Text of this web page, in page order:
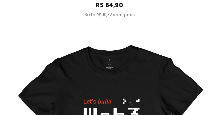
R$ 64,90
6x de R$ 10,82 sem juros